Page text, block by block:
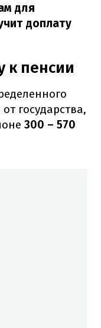
для
доплату
к пенсии
от государства,
300 – 570